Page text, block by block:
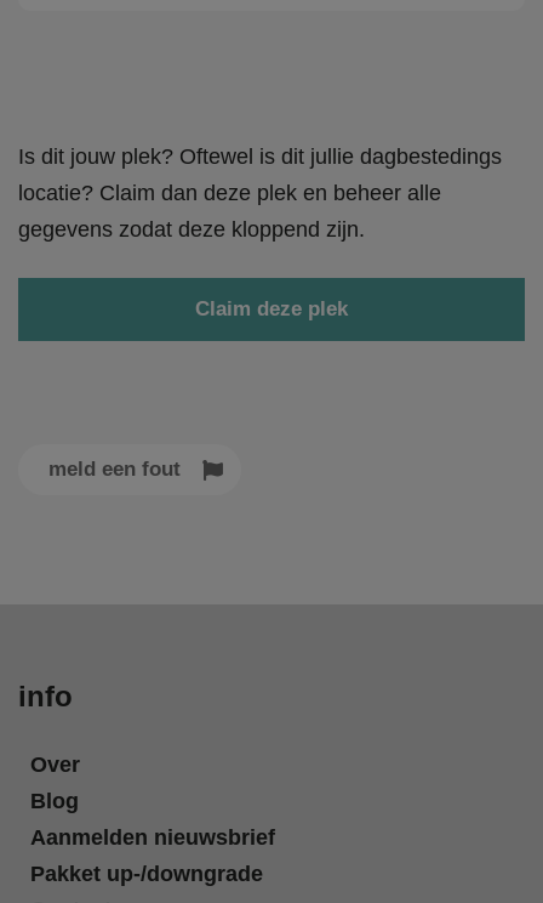
Is dit jouw plek? Oftewel is dit jullie dagbestedings
locatie? Claim dan deze plek en beheer alle
gegevens zodat deze kloppend zijn.
Claim deze plek
meld een fout
info
Over
Blog
Aanmelden nieuwsbrief
Pakket up-/downgrade